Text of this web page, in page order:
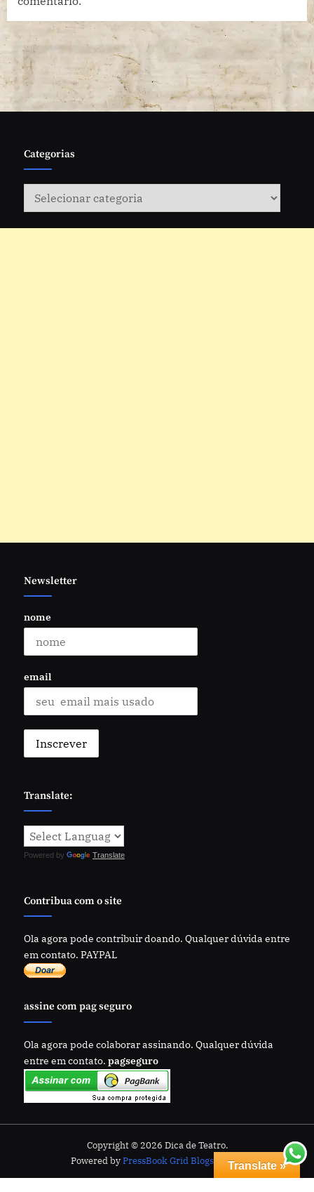
Categorias
Categorias
Newsletter
nome
email
Translate:
Powered by Translate
Contribua com o site
Ola agora pode contribuir doando. Qualquer dúvida entre
em contato. PAYPAL
assine com pag seguro
Ola agora pode colaborar assinando. Qualquer dúvida
entre em contato. pagseguro
Copyright © 2026 Dica de Teatro.
Powered byPressBook Grid Blogs themeTranslate »